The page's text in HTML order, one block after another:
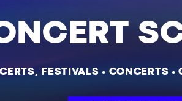
FESTIVALS • CONCERTS •